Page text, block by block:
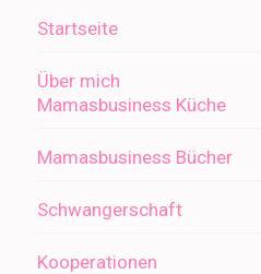
Startseite
Über mich
Mamasbusiness Küche
Mamasbusiness Bücher
Schwangerschaft
Kooperationen